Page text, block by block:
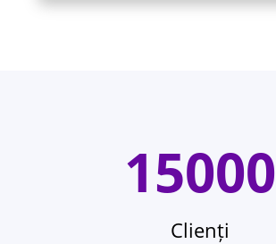
15000
Clienți